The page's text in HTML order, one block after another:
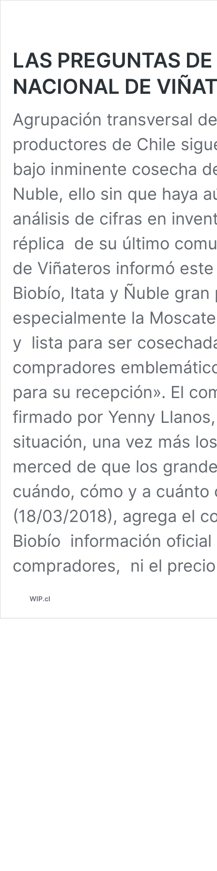
LAS PREGUNTAS
NACIONAL DE
Agrupación transversal
productores de Chile
bajo inminente cosecha
Nuble, ello sin que haya
análisis de cifras en
réplica de su último
de Viñateros informó
Biobío, Itata y Ñuble
especialmente la
y lista para ser
compradores
para su recepción». El
firmado por Yenny
situación, una vez más
merced de que los
cuándo, cómo y a
(18/03/2018), agrega el
Biobío información
compradores, ni el
WIP.cl